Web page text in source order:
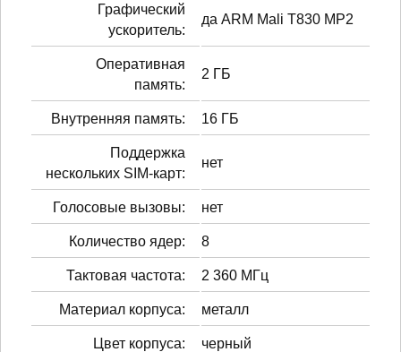
Графический
ускоритель:
да ARM Mali T830 MP2
Оперативная
память:
2 ГБ
Внутренняя память: 16 ГБ
Поддержка
нескольких SIM-карт:
нет
Голосовые вызовы: нет
Количество ядер: 8
Тактовая частота: 2 360 МГц
Материал корпуса: металл
Цвет корпуса: черный